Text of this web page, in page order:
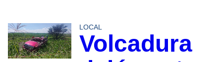
LOCAL
Volcadura